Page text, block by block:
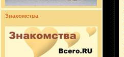
Знакомства